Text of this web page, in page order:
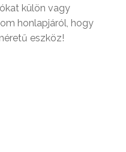
külön vagy
honlapjáról, hogy
eszköz!